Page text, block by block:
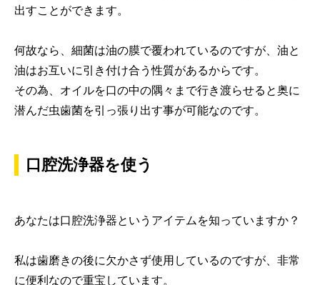
出すことができます。
何故なら、細菌は油の膜で覆われているのですが、油と
油はお互いに引き付け合う性質があるからです。
その為、オイルを口の中の隅々まで行き渡らせると奥に
潜んだ虫歯菌を引っ張り出す事が可能なのです。
口腔洗浄器を使う
あなたは口腔洗浄器というアイテムを知っていますか？
私は歯磨きの後に欠かさず使用しているのですが、非常
に便利なので重宝しています。